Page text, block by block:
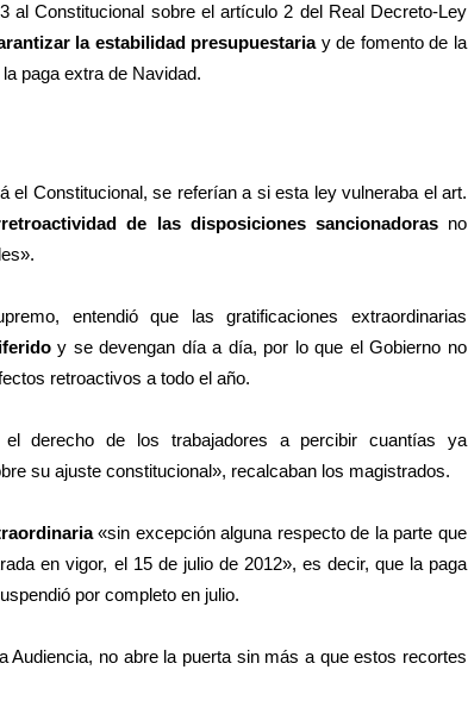
al Constitucional sobre el artículo 2 del Real Decreto-Ley
la estabilidad presupuestaria y de fomento de la
paga extra de Navidad.
el Constitucional, se referían a si esta ley vulneraba el art.
de las disposiciones sancionadoras no
entendió que las gratificaciones extraordinarias
y se devengan día a día, por lo que el Gobierno no
retroactivos a todo el año.
derecho de los trabajadores a percibir cuantías ya
su ajuste constitucional», recalcaban los magistrados.
«sin excepción alguna respecto de la parte que
en vigor, el 15 de julio de 2012», es decir, que la paga
por completo en julio.
no abre la puerta sin más a que estos recortes